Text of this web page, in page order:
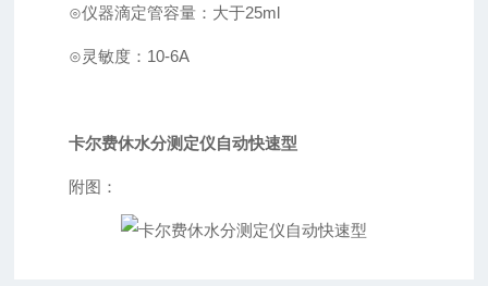
⊙仪器滴定管容量：大于25ml
⊙灵敏度：10-6A
卡尔费休水分测定仪自动快速型
附图：